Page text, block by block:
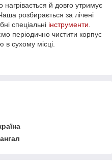
й довго утримує
розбирається за лічені
спеціальні інструменти
періодично чистити корпус
в сухому місці.